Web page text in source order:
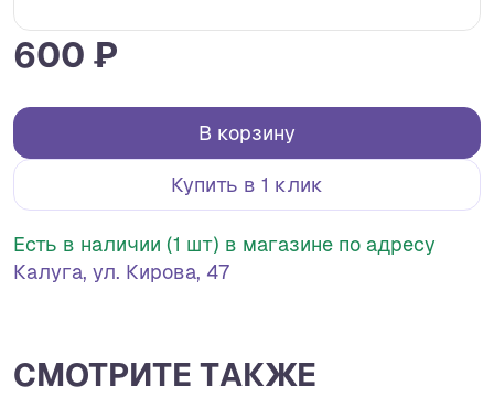
600 ₽
В корзину
Купить в 1 клик
Есть в наличии (1 шт) в магазине по адресу
Калуга, ул. Кирова, 47
СМОТРИТЕ ТАКЖЕ